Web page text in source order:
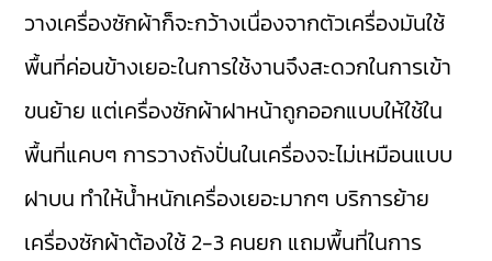
วางเครื่องซักผ้าก็จะกว้างเนื่องจากตัวเครื่องมันใช้
พื้นที่ค่อนข้างเยอะในการใช้งานจึงสะดวกในการเข้า
ขนย้าย แต่เครื่องซักผ้าฝาหน้าถูกออกแบบให้ใช้ใน
พื้นที่แคบๆ การวางถังปั่นในเครื่องจะไม่เหมือนแบบ
ฝาบน ทำให้น้ำหนักเครื่องเยอะมากๆ บริการย้าย
เครื่องซักผ้าต้องใช้ 2-3 คนยก แถมพื้นที่ในการ